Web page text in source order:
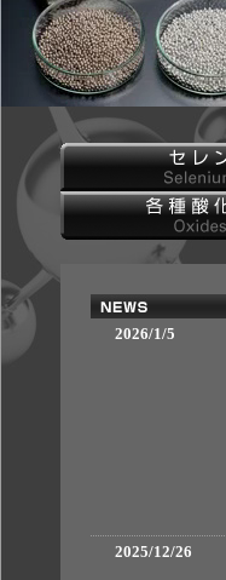
2026/1/5
2025/12/26